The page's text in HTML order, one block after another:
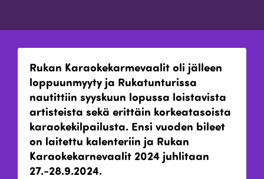
Rukan Karaokekarmevaalit oli jälleen
loppuunmyyty ja Rukatunturissa
nautittiin syyskuun lopussa loistavista
artisteista sekä erittäin korkeatasoista
karaokekilpailusta. Ensi vuoden bileet
on laitettu kalenteriin ja Rukan
Karaokekarnevaalit 2024 juhlitaan
27.-28.9.2024.